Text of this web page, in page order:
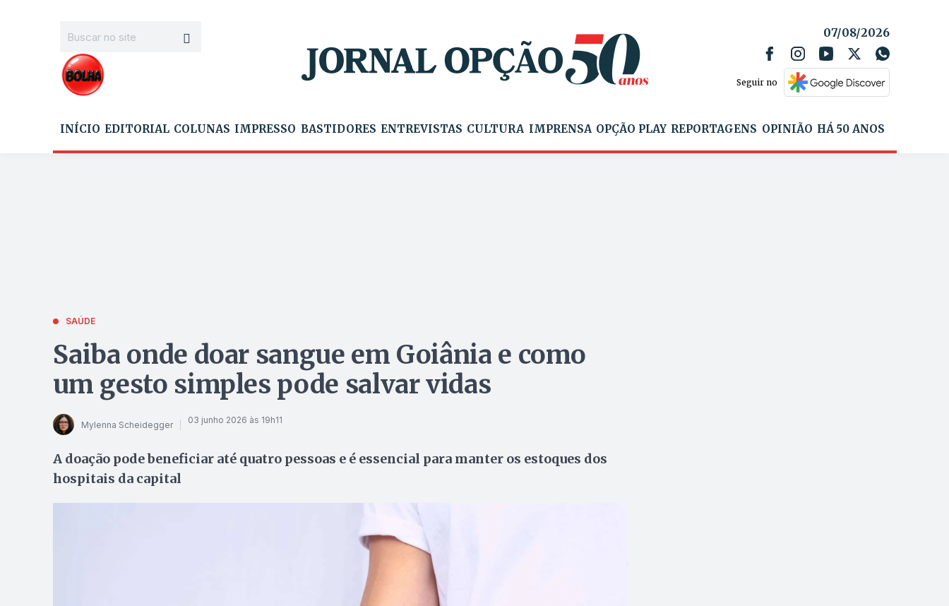
07/08/2026
Seguir no
INÍCIO EDITORIAL COLUNAS IMPRESSO BASTIDORES ENTREVISTAS CULTURA IMPRENSA OPÇÃO PLAY REPORTAGENS OPINIÃO HÁ 50 ANOS
SAÚDE
Saiba onde doar sangue em Goiânia e como
um gesto simples pode salvar vidas
Mylenna Scheidegger 03 junho 2026 às 19h11
A doação pode beneficiar até quatro pessoas e é essencial para manter os estoques dos
hospitais da capital